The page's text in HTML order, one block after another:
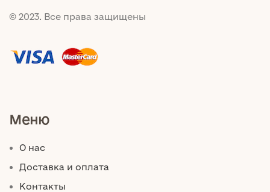
© 2023. Все права защищены
Меню
О нас
Доставка и оплата
Контакты